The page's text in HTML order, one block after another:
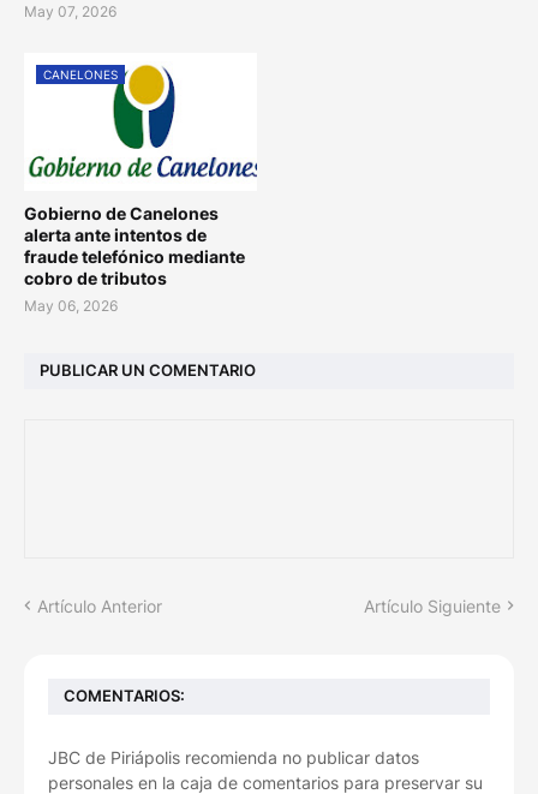
May 07, 2026
CANELONES
Gobierno de Canelones
alerta ante intentos de
fraude telefónico mediante
cobro de tributos
May 06, 2026
PUBLICAR UN COMENTARIO
Artículo Anterior Artículo Siguiente
COMENTARIOS:
JBC de Piriápolis recomienda no publicar datos
personales en la caja de comentarios para preservar su